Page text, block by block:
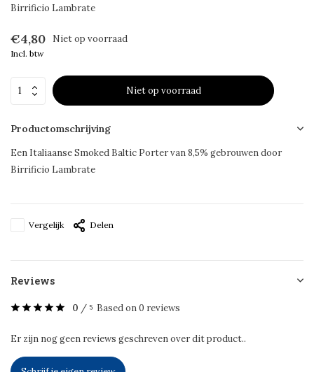
Birrificio Lambrate
€4,80 Niet op voorraad
Incl. btw
Niet op voorraad
Productomschrijving
Een Italiaanse Smoked Baltic Porter van 8,5% gebrouwen door
Birrificio Lambrate
Vergelijk Delen
Reviews
0 / 5 Based on 0 reviews
Er zijn nog geen reviews geschreven over dit product..